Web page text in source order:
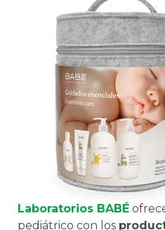
Laboratorios BABÉ
pediátrico con los